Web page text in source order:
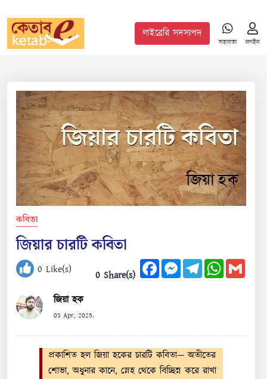
লাইব্রেরি সদস্যপদ
সহায়তা লগইন
কবিতা
জিয়ার চারটি কবিতা
0 Like(s) 0 Share(s)
FacebookMessengerTelegramWhatsApp
জিয়া হক
03 Apr, 2025.
প্রকাশিত হল জিয়া হকের চারটি কবিতা— অতীতের
শোভা, অধুনার কানে, স্নেহ থেকে বিচ্ছিন্ন করে রাখা